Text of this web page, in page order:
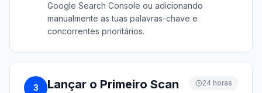
Google Search Console ou adicionando
manualmente as tuas palavras-chave e
concorrentes prioritários.
3
Lançar o Primeiro Scan
24 horas